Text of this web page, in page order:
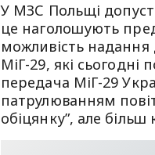
У МЗС Польщі
це наголошують
можливість надання
МіГ-29, які
передача МіГ-29
патрулюванням
обіцянку”, але